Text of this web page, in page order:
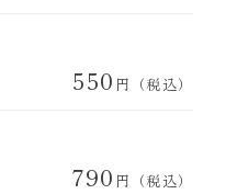
550 円（税込）
790 円（税込）